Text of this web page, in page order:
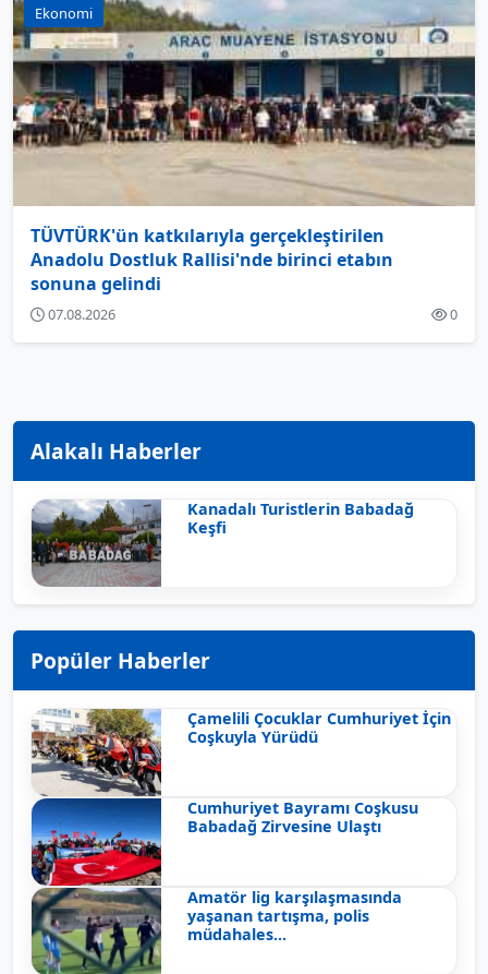
Ekonomi
TÜVTÜRK'ün katkılarıyla gerçekleştirilen
Anadolu Dostluk Rallisi'nde birinci etabın
sonuna gelindi
07.08.2026 0
Alakalı Haberler
Kanadalı Turistlerin Babadağ
Keşfi
Popüler Haberler
Çamelili Çocuklar Cumhuriyet İçin
Coşkuyla Yürüdü
Cumhuriyet Bayramı Coşkusu
Babadağ Zirvesine Ulaştı
Amatör lig karşılaşmasında
yaşanan tartışma, polis
müdahales...